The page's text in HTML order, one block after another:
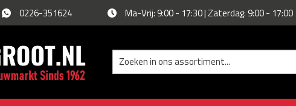
0226-351624 Ma-Vrij: 9:00 - 17:30 | Zaterdag: 9:00 - 17:00